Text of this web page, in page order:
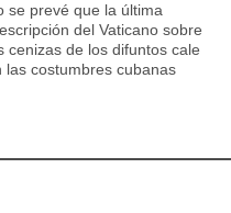
se prevé que la última
del Vaticano sobre
cenizas de los difuntos cale
las costumbres cubanas